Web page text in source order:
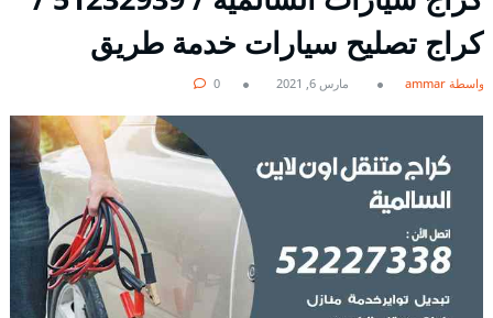
كراج تصليح سيارات خدمة طريق
بواسطة ammar مارس 6, 2021 0